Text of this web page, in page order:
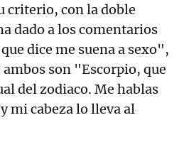
criterio, con la doble
dado a los comentarios
dice me suena a sexo",
son "Escorpio, que
del zodiaco. Me hablas
mi cabeza lo lleva al